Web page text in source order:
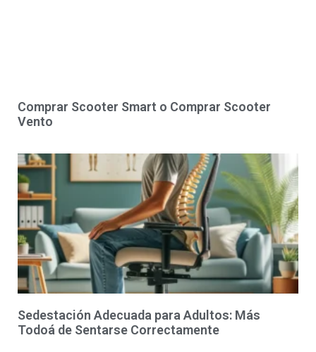
Comprar Scooter Smart o Comprar Scooter
Vento
Sedestación Adecuada para Adultos: Más
Todoá de Sentarse Correctamente